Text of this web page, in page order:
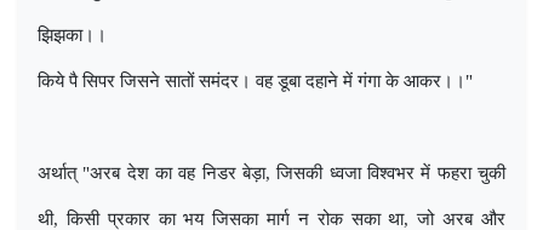
झिझका।।
किये पै सिपर जिसने सातों समंदर। वह डूबा दहाने में गंगा के आकर।।"
अर्थात् "अरब देश का वह निडर बेड़ा,जिसकी ध्वजा विश्वभर में फहरा चुकी
थी,किसी प्रकार का भय जिसका मार्ग न रोक सका था,जो अरब और